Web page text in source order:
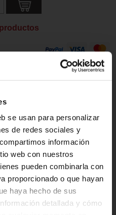
se usan para personalizar
de redes sociales y
información
web con nuestros
pueden combinarla con
proporcionado o que hayan
haya hecho de sus
detallada y cómo
sin nicotina de 0 mg/ml,
desechable con
El cigarrillo electrónico
con una función de
la sensación de
desechable mejorado